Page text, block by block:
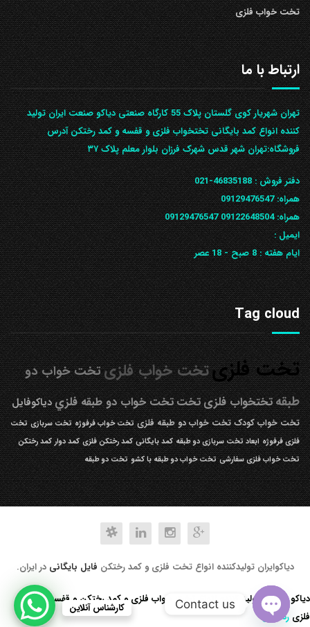
تخت خواب فلزی
ارتباط با ما
تهران شهریار کوی گلستان پلاک 55 کارگاه صنعتی دیاکو صنعت ایران تولید
کننده انواع کمد بایگانی تختخواب فلزی و قفسه و کمد رختکن آدرس
ف‍روشگاه:تهران شهر قدس شهرک فرزان بلوار معلم پلاک ۳۷
دفتر فروش :46835188-021
همراه:09129476547
همراه: 09122648504
09129476547
ایمیل :
ایام هفته :8 صبح - 18 عصر
Tag cloud
تخت فلزیتخت خواب فلزیتخت خواب دو
طبقه تختخواب فلزیتختتخت خواب دو طبقه فلزيدیاکوفایل
تخت خواب کودک تخت خواب دو طبقه فلزی تخت خواب فرفوژه تخت سربازی تخت
فلزی فرفوژه ابعاد تخت سربازی دو طبقه کمد بایگانی کمد رختکن فلزی کمد دوار کمد رختکن
تخت خواب فلزی سفارشی تخت خواب دو طبقه با کشو تخت دو طبقه
دیاکوایران تولیدکننده انواع تخت فلزی و کمد رختکن فایل بایگانی در ایران.
کارشناس آنلاین
دیاکو صنعت تولید کننده انواع تخت خواب فلزی و کمد رختکن و قفسه کتابخانه
فلزی رد کردن
Contact us